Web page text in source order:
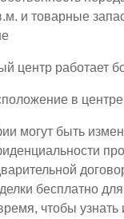
и товарные
центр работает
в центре
могут быть
бесплатно для
чтобы